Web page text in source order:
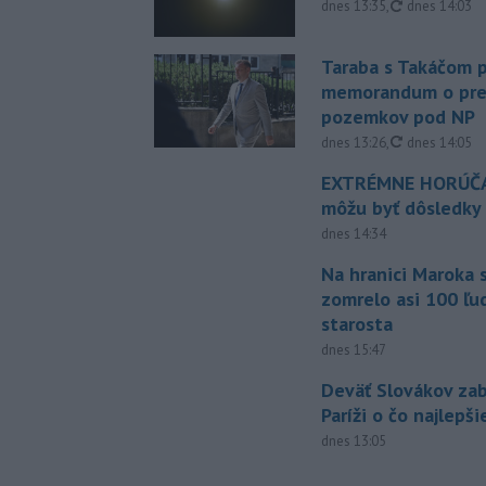
dnes 13:35, aktualizované
dnes 14:03
Taraba s Takáčom
memorandum o
pozemkov pod NP
dnes 13:26, aktualizované
dnes 14:05
EXTRÉMNE
môžu byť dôsledky
dnes 14:34
Na hranici Maroka
zomrelo asi 100
starosta
dnes 15:47
Deväť Slovákov
Paríži o čo
dnes 13:05